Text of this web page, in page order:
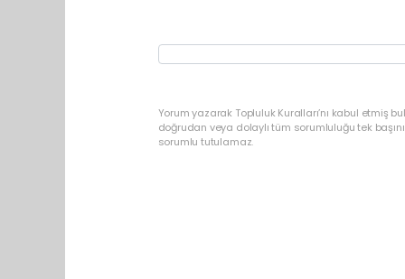
Yorum yazarak Topluluk Kuralları’nı kabul etmiş
doğrudan veya dolaylı tüm sorumluluğu tek
sorumlu tutulamaz.